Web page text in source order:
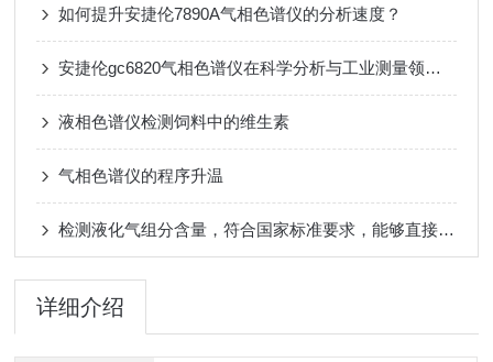
如何提升安捷伦7890A气相色谱仪的分析速度？
安捷伦gc6820气相色谱仪在科学分析与工业测量领域的价值
液相色谱仪检测饲料中的维生素
气相色谱仪的程序升温
检测液化气组分含量，符合国家标准要求，能够直接在电脑上显示液化气各个气体的含量与成份。
详细介绍